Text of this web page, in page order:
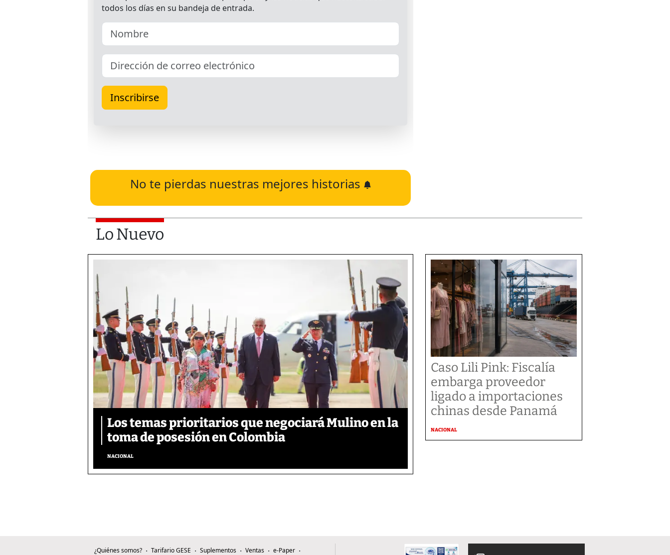
No te pierdas nuestras mejores historias
Lo Nuevo
Los temas prioritarios que negociará Mulino en la
toma de posesión en Colombia
NACIONAL
Caso Lili Pink: Fiscalía
embarga proveedor
ligado a importaciones
chinas desde Panamá
NACIONAL
¿Quiénes somos? Tarifario GESE Suplementos Ventas e-Paper